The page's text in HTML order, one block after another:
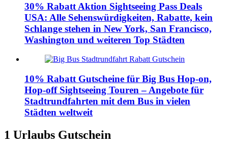
30% Rabatt Aktion Sightseeing Pass Deals
USA: Alle Sehenswürdigkeiten, Rabatte, kein
Schlange stehen in New York, San Francisco,
Washington und weiteren Top Städten
10% Rabatt Gutscheine für Big Bus Hop-on,
Hop-off Sightseeing Touren – Angebote für
Stadtrundfahrten mit dem Bus in vielen
Städten weltweit
1 Urlaubs Gutschein